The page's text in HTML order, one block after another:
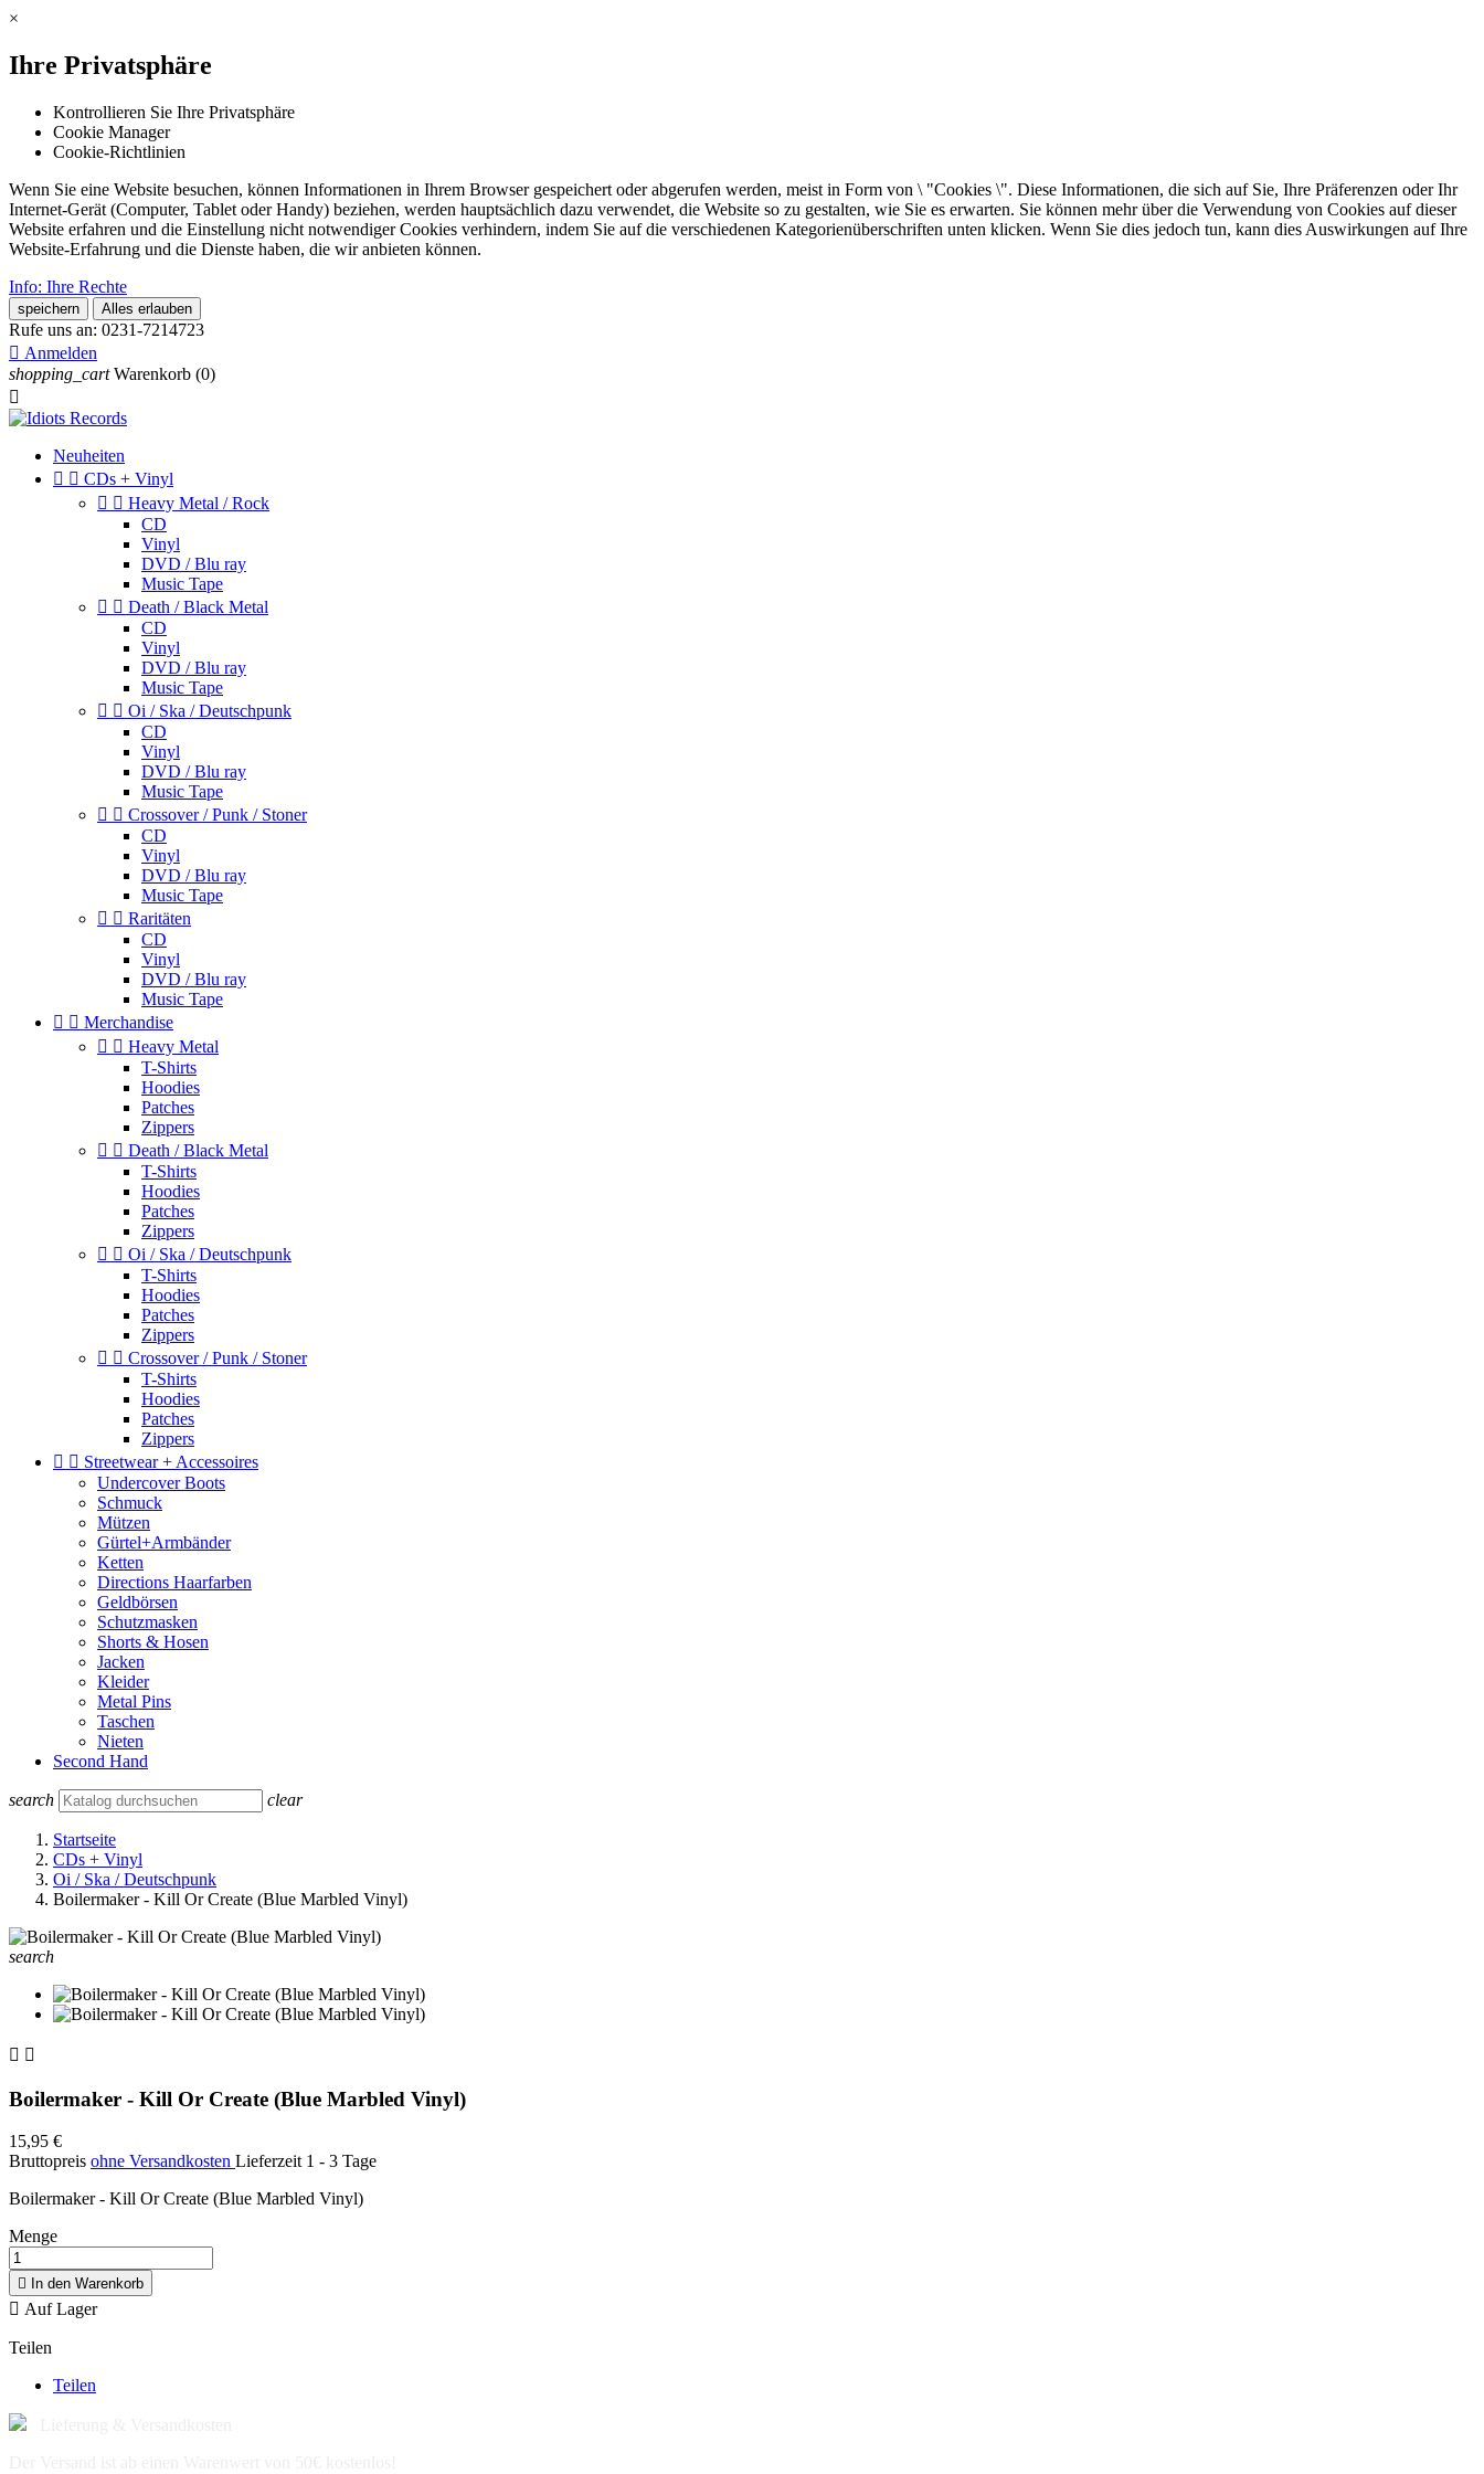
×
Ihre Privatsphäre
Kontrollieren Sie Ihre Privatsphäre
Cookie Manager
Cookie-Richtlinien
Wenn Sie eine Website besuchen, können Informationen in Ihrem Browser gespeichert oder abgerufen werden, meist in Form von \ "Cookies \". Diese Informationen, die sich auf Sie, Ihre Präferenzen oder Ihr
Internet-Gerät (Computer, Tablet oder Handy) beziehen, werden hauptsächlich dazu verwendet, die Website so zu gestalten, wie Sie es erwarten. Sie können mehr über die Verwendung von Cookies auf dieser
Website erfahren und die Einstellung nicht notwendiger Cookies verhindern, indem Sie auf die verschiedenen Kategorienüberschriften unten klicken. Wenn Sie dies jedoch tun, kann dies Auswirkungen auf Ihre
Website-Erfahrung und die Dienste haben, die wir anbieten können.
Info: Ihre Rechte
speichern Alles erlauben
Rufe uns an: 0231-7214723
 Anmelden
shopping_cart Warenkorb (0)

Neuheiten
  CDs + Vinyl
  Heavy Metal / Rock
CD
Vinyl
DVD / Blu ray
Music Tape
  Death / Black Metal
CD
Vinyl
DVD / Blu ray
Music Tape
  Oi / Ska / Deutschpunk
CD
Vinyl
DVD / Blu ray
Music Tape
  Crossover / Punk / Stoner
CD
Vinyl
DVD / Blu ray
Music Tape
  Raritäten
CD
Vinyl
DVD / Blu ray
Music Tape
  Merchandise
  Heavy Metal
T-Shirts
Hoodies
Patches
Zippers
  Death / Black Metal
T-Shirts
Hoodies
Patches
Zippers
  Oi / Ska / Deutschpunk
T-Shirts
Hoodies
Patches
Zippers
  Crossover / Punk / Stoner
T-Shirts
Hoodies
Patches
Zippers
  Streetwear + Accessoires
Undercover Boots
Schmuck
Mützen
Gürtel+Armbänder
Ketten
Directions Haarfarben
Geldbörsen
Schutzmasken
Shorts & Hosen
Jacken
Kleider
Metal Pins
Taschen
Nieten
Second Hand
search clear
Startseite
CDs + Vinyl
Oi / Ska / Deutschpunk
Boilermaker - Kill Or Create (Blue Marbled Vinyl)
search
 
Boilermaker - Kill Or Create (Blue Marbled Vinyl)
15,95 €
Bruttopreis ohne Versandkosten Lieferzeit 1 - 3 Tage
Boilermaker - Kill Or Create (Blue Marbled Vinyl)
Menge
 In den Warenkorb
 Auf Lager
Teilen
Teilen